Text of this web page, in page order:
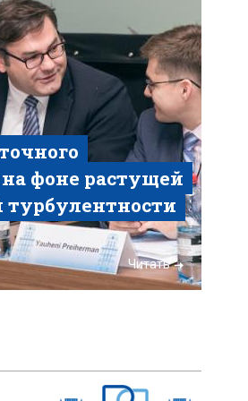
на фоне растущей
турбулентности
Читать